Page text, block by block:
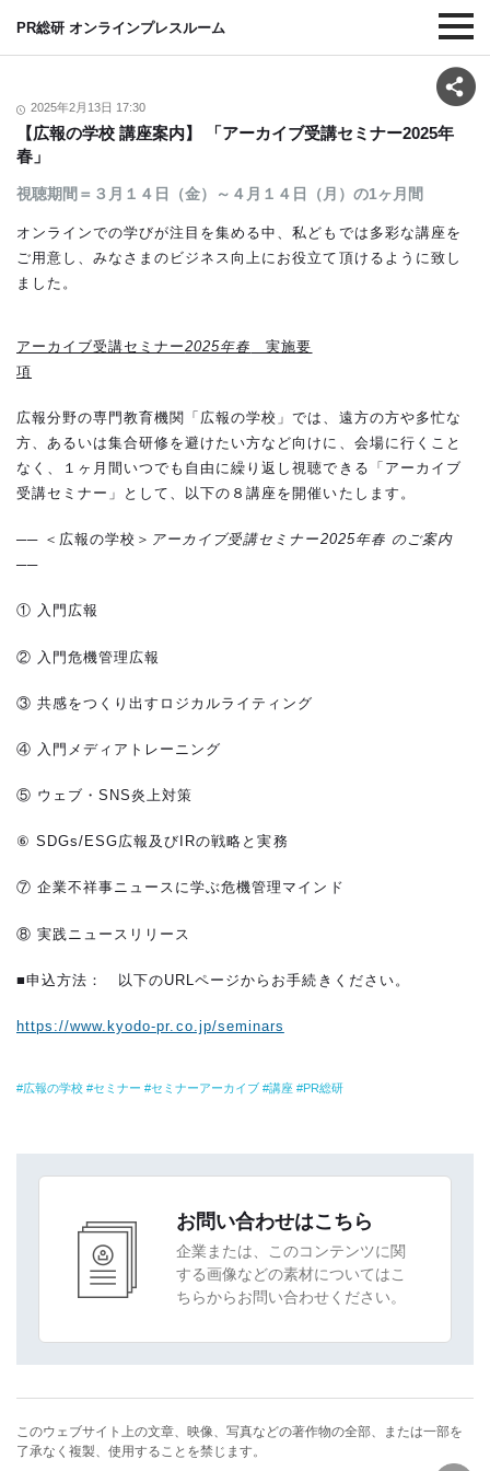
PR総研 オンラインプレスルーム
2025年2月13日 17:30
【広報の学校 講座案内】 「アーカイブ受講セミナー2025年
春」
視聴期間＝３月１４日（金）～４月１４日（月）の1ヶ月間
オンラインでの学びが注目を集める中、私どもでは多彩な講座を
ご用意し、みなさまのビジネス向上にお役立て頂けるように致し
ました。
アーカイブ受講セミナー2025年春 実施要
項
広報分野の専門教育機関「広報の学校」では、遠方の方や多忙な
方、あるいは集合研修を避けたい方など向けに、会場に行くこと
なく、１ヶ月間いつでも自由に繰り返し視聴できる「アーカイブ
受講セミナー」として、以下の８講座を開催いたします。
── ＜広報の学校＞ アーカイブ受講セミナー2025年春 のご案内
──
① 入門広報
② 入門危機管理広報
③ 共感をつくり出すロジカルライティング
④ 入門メディアトレーニング
⑤ ウェブ・SNS炎上対策
⑥ SDGs/ESG広報及びIRの戦略と実務
⑦ 企業不祥事ニュースに学ぶ危機管理マインド
⑧ 実践ニュースリリース
■申込方法： 以下のURLページからお手続きください。
https://www.kyodo-pr.co.jp/seminars
広報の学校 セミナー セミナーアーカイブ 講座 PR総研
お問い合わせはこちら
企業または、このコンテンツに関
する画像などの素材についてはこ
ちらからお問い合わせください。
このウェブサイト上の文章、映像、写真などの著作物の全部、または一部を
了承なく複製、使用することを禁じます。